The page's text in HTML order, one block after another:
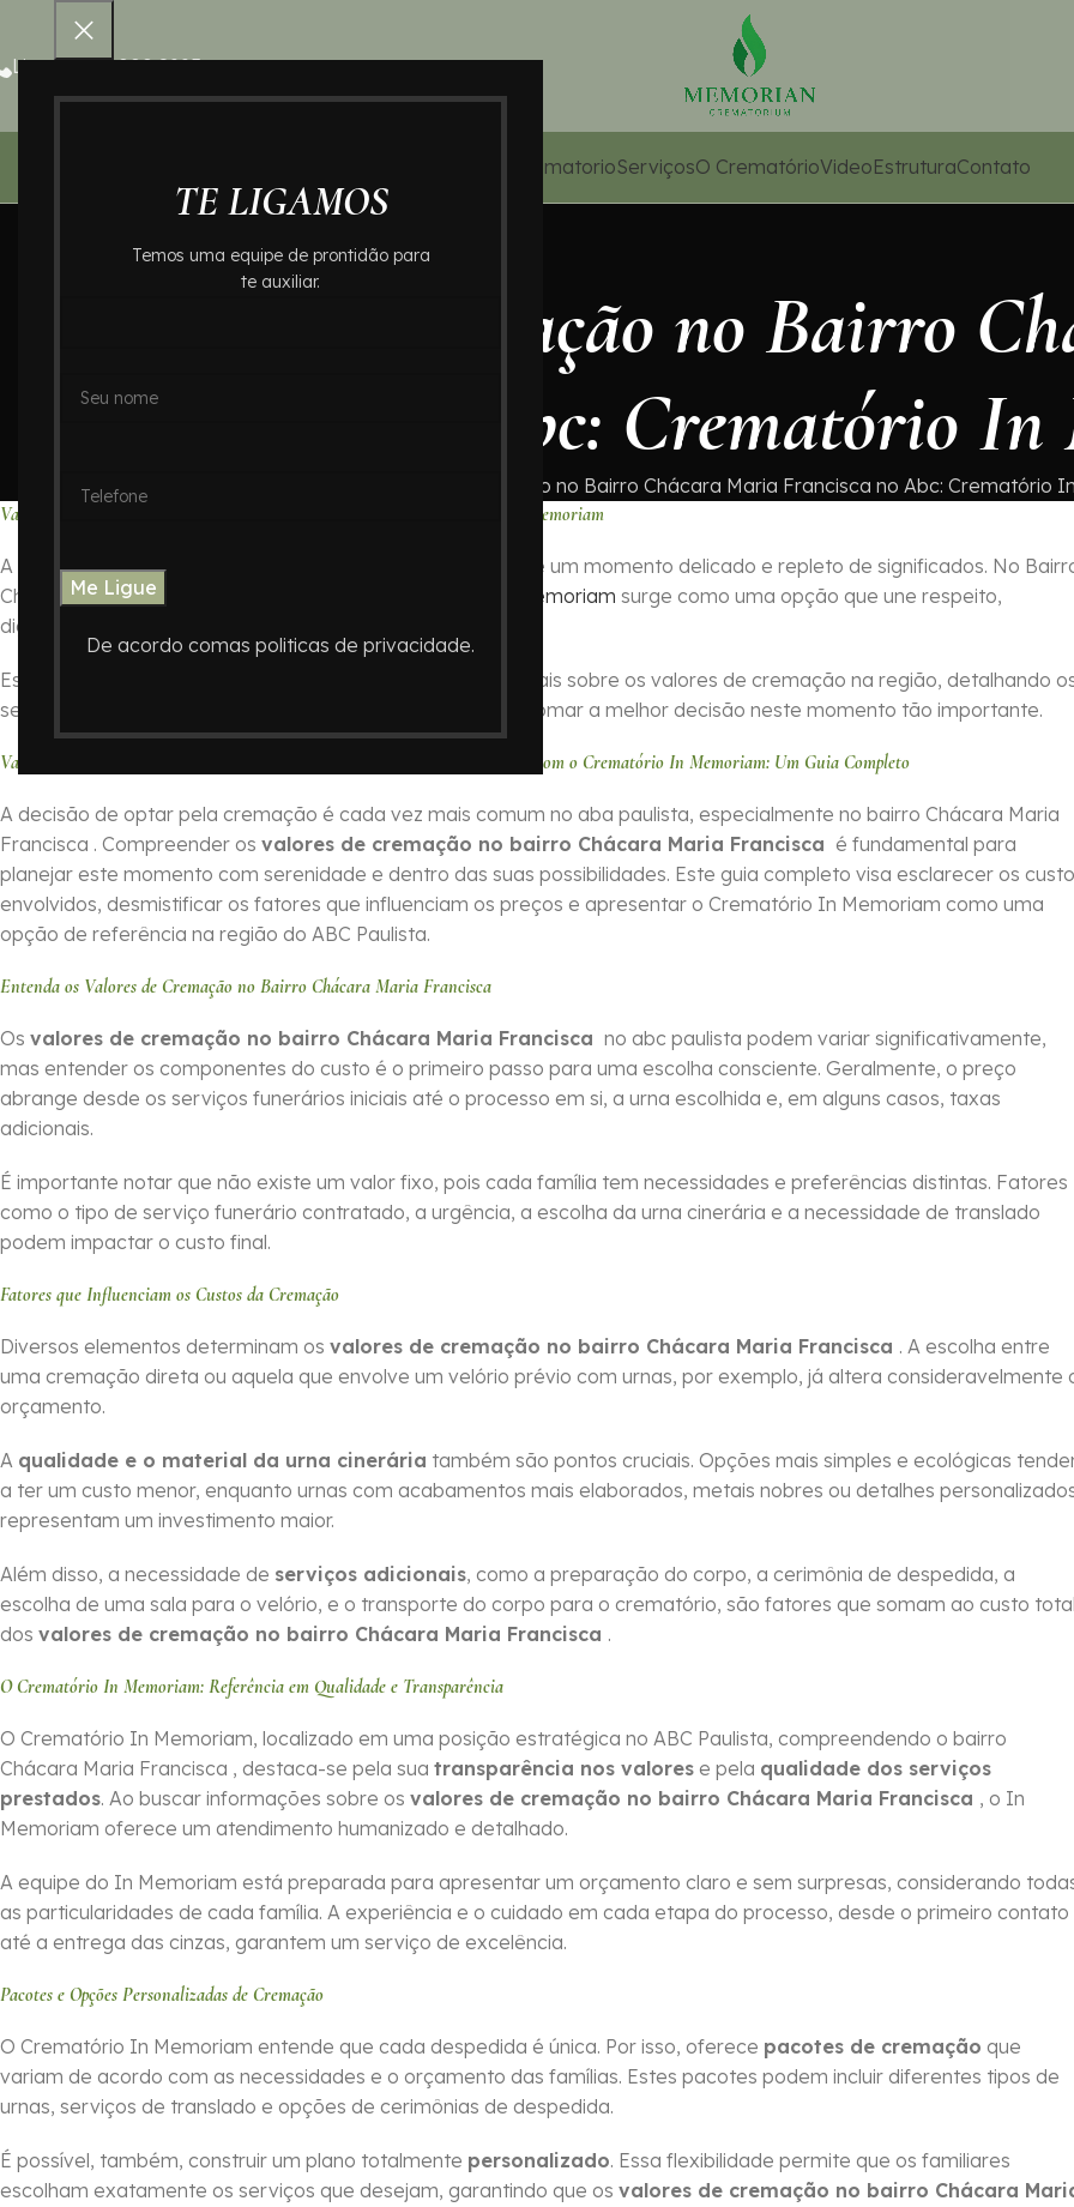
TE LIGAMOS
Temos uma equipe de prontidão para
te auxiliar.
De acordo comas politicas de privacidade.
Ligue 0800 000 8995
Home – CrematorioServiçosO CrematórioVideoEstruturaContato
Valores de Cremação no Bairro
Francisca no Abc: Crematório In
Valores de Cremação no Bairro Chácara Maria Francisca no Abc: Crematório
Valores de Cremação no Bairro Chácara Maria Francisca : Crematório In Memoriam
A decisão de como honrar a memória de um ente querido é um momento delicado e repleto de significados. No
Chácara Maria Francisca , ABC Paulista, o
Crematório In Memoriam surge como uma opção que une respeito,
dignidade e clareza nos procedimentos.
Este guia foi elaborado para oferecer informações essenciais sobre os valores de cremação na região, detalhando
serviços do Crematório In Memoriam e auxiliando você a tomar a melhor decisão neste momento tão importante.
Valores de Cremação no Bairro Chácara Maria Francisca no ABC Paulista com o Crematório In Memoriam: Um Guia Completo
A decisão de optar pela cremação é cada vez mais comum no aba paulista, especialmente no bairro Chácara Maria
Francisca . Compreender os valores de cremação no bairro Chácara Maria Francisca é fundamental para
planejar este momento com serenidade e dentro das suas possibilidades. Este guia completo visa esclarecer os
envolvidos, desmistificar os fatores que influenciam os preços e apresentar o Crematório In Memoriam como uma
opção de referência na região do ABC Paulista.
Entenda os Valores de Cremação no Bairro Chácara Maria Francisca
Os valores de cremação no bairro Chácara Maria Francisca no abc paulista podem variar significativamente,
mas entender os componentes do custo é o primeiro passo para uma escolha consciente. Geralmente, o preço
abrange desde os serviços funerários iniciais até o processo em si, a urna escolhida e, em alguns casos, taxas
adicionais.
É importante notar que não existe um valor fixo, pois cada família tem necessidades e preferências distintas. Fatores
como o tipo de serviço funerário contratado, a urgência, a escolha da urna cinerária e a necessidade de translado
podem impactar o custo final.
Fatores que Influenciam os Custos da Cremação
Diversos elementos determinam os valores de cremação no bairro Chácara Maria Francisca . A escolha entre
uma cremação direta ou aquela que envolve um velório prévio com urnas, por exemplo, já altera consideravelmente
orçamento.
A qualidade e o material da urna cinerária também são pontos cruciais. Opções mais simples e ecológicas
a ter um custo menor, enquanto urnas com acabamentos mais elaborados, metais nobres ou detalhes
representam um investimento maior.
Além disso, a necessidade de serviços adicionais, como a preparação do corpo, a cerimônia de despedida, a
escolha de uma sala para o velório, e o transporte do corpo para o crematório, são fatores que somam ao custo
dos valores de cremação no bairro Chácara Maria Francisca .
O Crematório In Memoriam: Referência em Qualidade e Transparência
O Crematório In Memoriam, localizado em uma posição estratégica no ABC Paulista, compreendendo o bairro
Chácara Maria Francisca , destaca-se pela sua transparência nos valores e pela qualidade dos serviços
prestados. Ao buscar informações sobre os valores de cremação no bairro Chácara Maria Francisca , o In
Memoriam oferece um atendimento humanizado e detalhado.
A equipe do In Memoriam está preparada para apresentar um orçamento claro e sem surpresas, considerando
as particularidades de cada família. A experiência e o cuidado em cada etapa do processo, desde o primeiro contato
até a entrega das cinzas, garantem um serviço de excelência.
Pacotes e Opções Personalizadas de Cremação
O Crematório In Memoriam entende que cada despedida é única. Por isso, oferece pacotes de cremação que
variam de acordo com as necessidades e o orçamento das famílias. Estes pacotes podem incluir diferentes tipos de
urnas, serviços de translado e opções de cerimônias de despedida.
É possível, também, construir um plano totalmente personalizado. Essa flexibilidade permite que os familiares
escolham exatamente os serviços que desejam, garantindo que os valores de cremação no bairro Chácara